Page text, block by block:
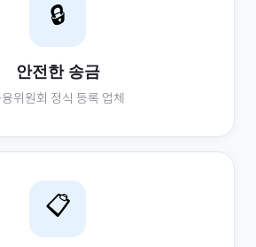
🔒
안전한 송금
위원회 정식 등록 업체
📋